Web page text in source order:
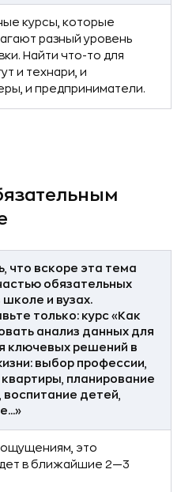
курсы, которые
разный уровень
Найти что-то для
и технари, и
и предприниматели.
что вскоре эта тема
обязательных
школе и вузах.
только: курс «Как
анализ данных для
ключевых решений в
выбор профессии,
квартиры, планирование
воспитание детей,
это
в ближайшие 2—3